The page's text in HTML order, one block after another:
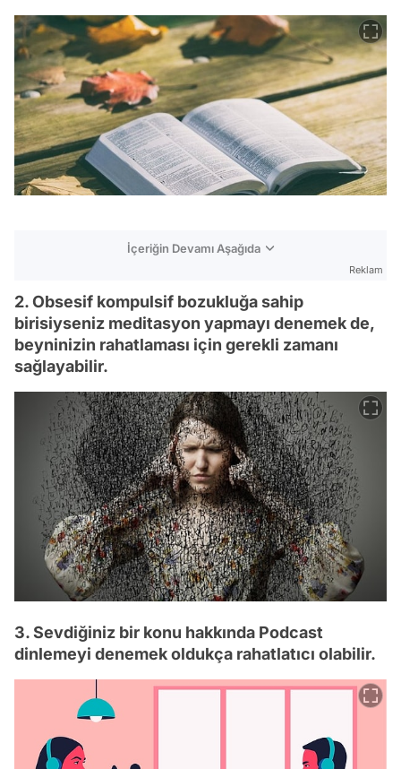
İçeriğin Devamı Aşağıda
Reklam
2. Obsesif kompulsif bozukluğa sahip
birisiyseniz meditasyon yapmayı denemek de,
beyninizin rahatlaması için gerekli zamanı
sağlayabilir.
3. Sevdiğiniz bir konu hakkında Podcast
dinlemeyi denemek oldukça rahatlatıcı olabilir.